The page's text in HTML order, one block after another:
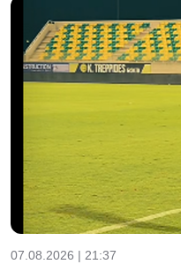
07.08.2026 | 21:37